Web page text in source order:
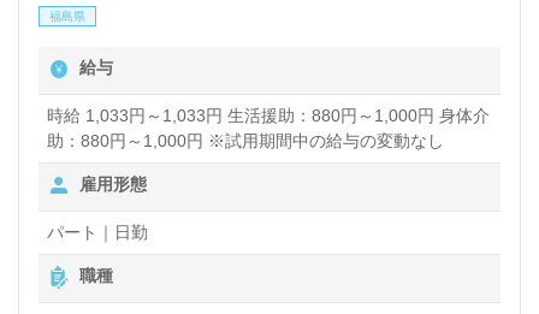
福島県
給与
時給 1,033円～1,033円 生活援助：880円～1,000円 身体介
助：880円～1,000円 ※試用期間中の給与の変動なし
雇用形態
パート｜日勤
職種